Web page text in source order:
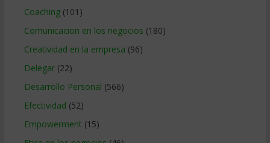
Coaching(101)
Comunicacion en los negocios (180)
Creatividad en la empresa (96)
Delegar(22)
Desarrollo Personal (566)
Efectividad (52)
Empowerment (15)